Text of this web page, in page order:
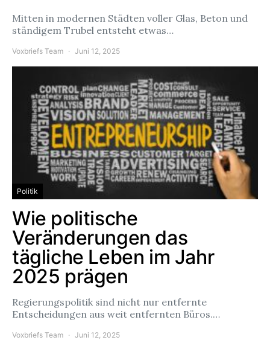
Mitten in modernen Städten voller Glas, Beton und
ständigem Trubel entsteht etwas…
Voxbriefs Team Juni 12, 2025
Politik
Wie politische
Veränderungen das
tägliche Leben im Jahr
2025 prägen
Regierungspolitik sind nicht nur entfernte
Entscheidungen aus weit entfernten Büros.…
Voxbriefs Team Juni 12, 2025